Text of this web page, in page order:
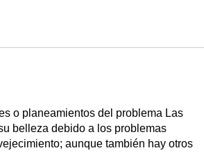
o planeamientos del problema Las
belleza debido a los problemas
aunque también hay otros